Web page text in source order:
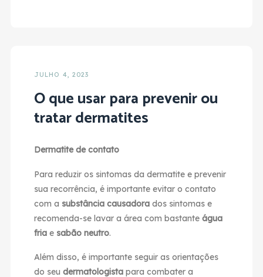
JULHO 4, 2023
O que usar para prevenir ou
tratar dermatites
Dermatite de contato
Para reduzir os sintomas da dermatite e prevenir
sua recorrência, é importante evitar o contato
com a substância causadora dos sintomas e
recomenda-se lavar a área com bastante água
friae sabão neutro.
Além disso, é importante seguir as orientações
do seu dermatologistapara combater a